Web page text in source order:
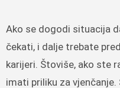
Ako se dogodi situacija
čekati, i dalje trebate
karijeri. Štoviše, ako ste
imati priliku za